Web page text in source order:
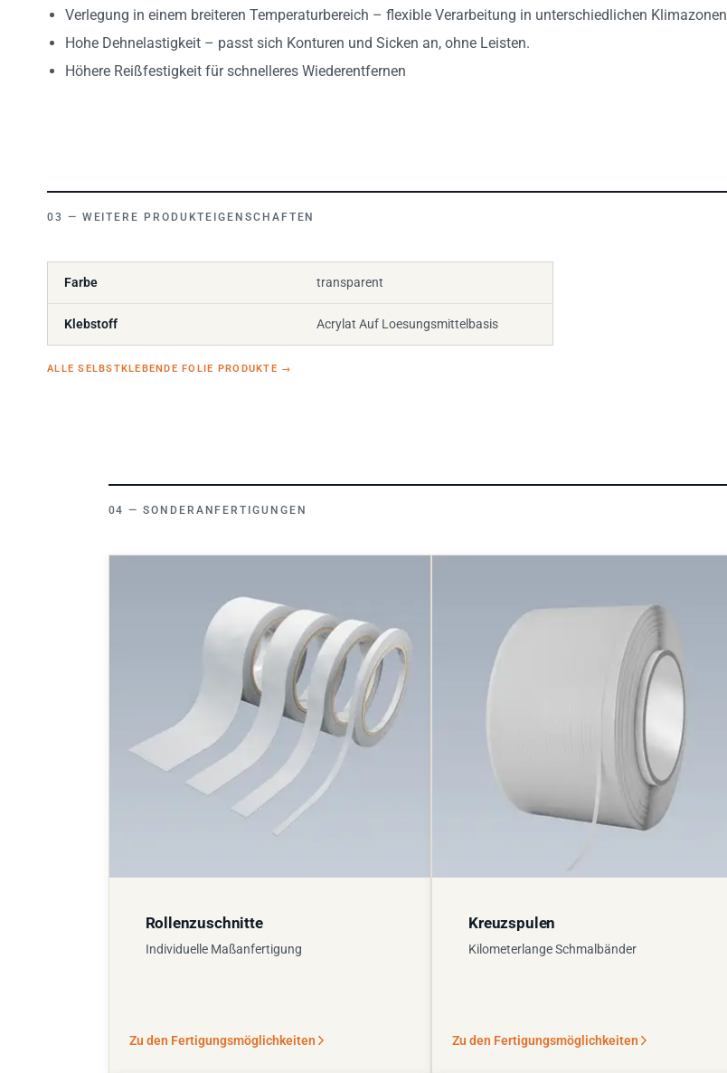
Verlegung in einem breiteren Temperaturbereich – flexible Verarbeitung in unterschiedlichen Klimazonen.
Hohe Dehnelastigkeit – passt sich Konturen und Sicken an, ohne Leisten.
Höhere Reißfestigkeit für schnelleres Wiederentfernen
WEITERE PRODUKTEIGENSCHAFTEN
Farbe transparent
Klebstoff Acrylat Auf Loesungsmittelbasis
ALLE SELBSTKLEBENDE FOLIE PRODUKTE
SONDERANFERTIGUNGEN
Rollenzuschnitte
Individuelle Maßanfertigung
Zu den Fertigungsmöglichkeiten
Kreuzspulen
Kilometerlange Schmalbänder
Zu den Fertigungsmöglichkeiten